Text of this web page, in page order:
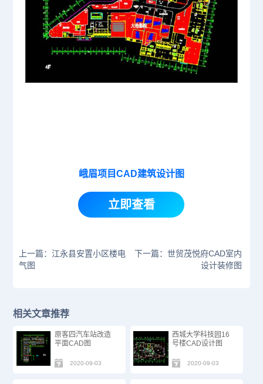
峨眉项目CAD建筑设计图
立即查看
上一篇：江永县安置小区楼电
气图
下一篇：世贸茂悦府CAD室内
设计装修图
相关文章推荐
原客四汽车站改造
平面CAD图
2020-09-03
西城大学科技园16
号楼CAD设计图
2020-09-03